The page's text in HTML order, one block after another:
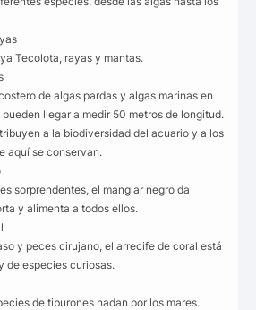
Tecolota, rayas y mantas.
de algas pardas y algas marinas en
llegar a medir 50 metros de longitud.
a la biodiversidad del acuario y a los
aquí se conservan.
sorprendentes, el manglar negro da
y alimenta a todos ellos.
y peces cirujano, el arrecife de coral está
de especies curiosas.
de tiburones nadan por los mares.